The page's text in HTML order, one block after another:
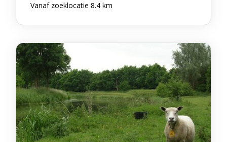
Vanaf zoeklocatie 8.4 km